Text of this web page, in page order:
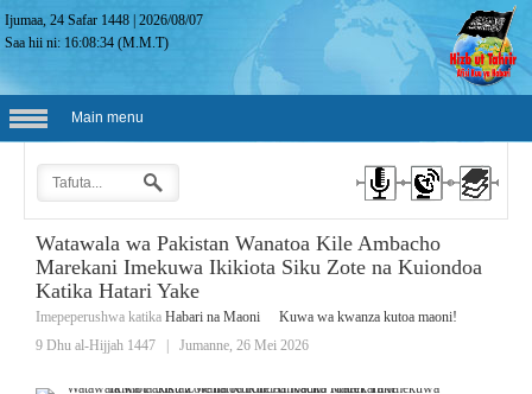
Ijumaa, 24 Safar 1448 |2026/08/07
Saa hii ni: 16:08:35 (M.M.T)
Main menu
Watawala wa Pakistan Wanatoa Kile Ambacho
Marekani Imekuwa Ikikiota Siku Zote na Kuiondoa
Katika Hatari Yake
Imepeperushwa katika Habari na Maoni
Kuwa wa kwanza kutoa maoni!
9 Dhu al-Hijjah 1447
Jumanne, 26 Mei 2026